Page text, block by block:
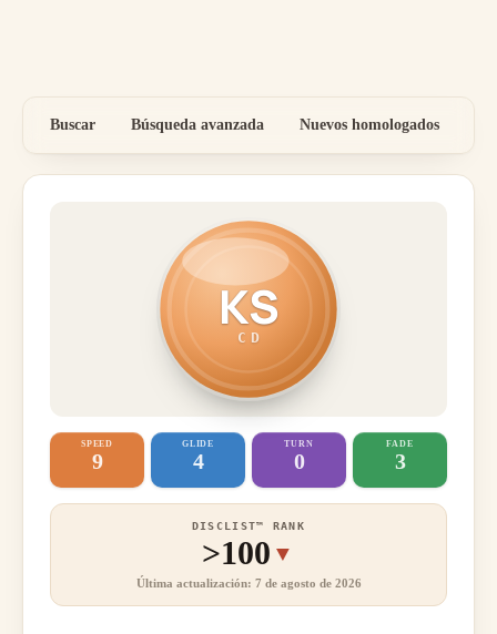
Buscar Búsqueda avanzada Nuevos homologados
KS
CD
SPEED
9
GLIDE
4
TURN
0
FADE
3
DISCLIST™ RANK
>100 ▼
Última actualización: 7 de agosto de 2026